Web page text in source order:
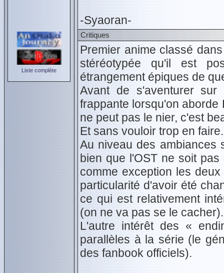
Liste complète
-Syaoran-
Critiques
Premier anime classé
stéréotypée qu'il est
étrangement épiques de
Avant de s'aventurer sur
frappante lorsqu'on aborde
ne peut pas le nier, c'est
Et sans vouloir trop en faire.
Au niveau des ambiances
bien que l'OST ne soit
comme exception les
particularité d'avoir été
ce qui est relativement
(on ne va pas se le cacher).
L'autre intérêt des «
parallèles à la série (le
des fanbook officiels).